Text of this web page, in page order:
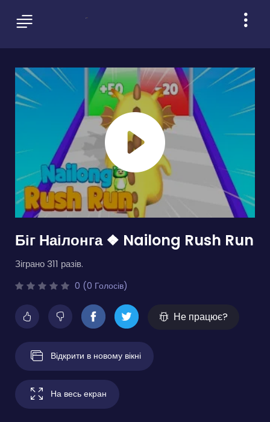
Біг Наілонга ❖ Nailong Rush Run
Зіграно 311 разів.
0 (0 Голосів)
Не працює?
Відкрити в новому вікні
На весь екран